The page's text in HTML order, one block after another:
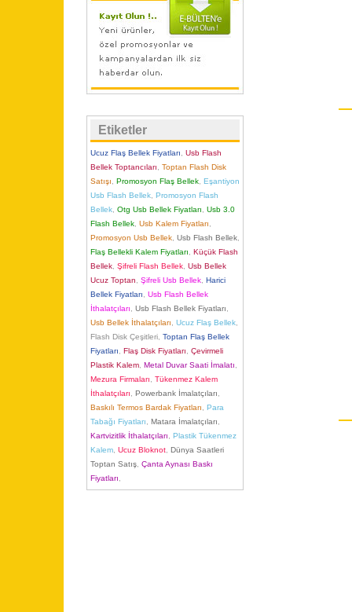
Etiketler
Ucuz Flaş Bellek Fiyatları ,Usb Flash
Bellek Toptancıları
,Toptan Flash Disk
Satışı
,Promosyon Flaş Bellek ,Eşantiyon
Usb Flash Bellek ,Promosyon Flash
Bellek ,Otg Usb Bellek Fiyatları ,Usb 3.0
Flash Bellek ,Usb Kalem Fiyatları
Promosyon Usb Bellek ,Usb Flash Bellek
Flaş Bellekli Kalem Fiyatları
,Küçük Flash
Bellek ,Şifreli Flash Bellek ,Usb Bellek
Ucuz Toptan
,Şifreli Usb Bellek ,Harici
Bellek Fiyatları
,Usb Flash Bellek
İthalatçıları
,Usb Flash Bellek Fiyatları
Usb Bellek İthalatçıları
,Ucuz Flaş Bellek
Flash Disk Çeşitleri ,Toptan Flaş Bellek
Fiyatları
,Flaş Disk Fiyatları ,Çevirmeli
Plastik Kalem ,Metal Duvar Saati İmalatı
Mezura Firmaları
,Tükenmez Kalem
İthalatçıları
,Powerbank İmalatçıları
Baskılı Termos Bardak Fiyatları
,Para
Tabağı Fiyatları
,Matara İmalatçıları
Kartvizitlik İthalatçıları
,Plastik Tükenmez
Kalem ,Ucuz Bloknot ,Dünya Saatleri
Toptan Satış ,Çanta Aynası Baskı
Fiyatları